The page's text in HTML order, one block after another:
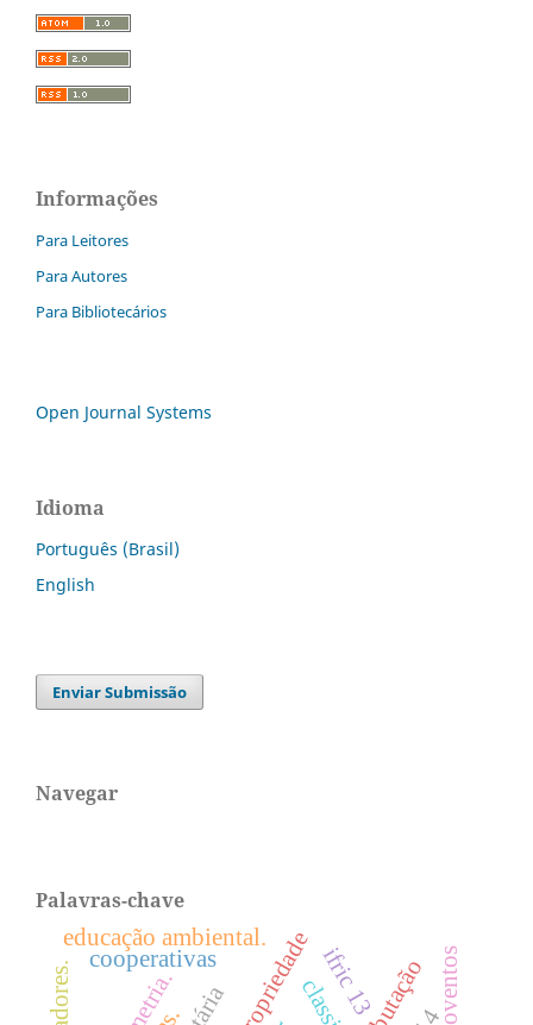
Informações
Para Leitores
Para Autores
Para Bibliotecários
Open Journal Systems
Idioma
Português (Brasil)
English
Enviar Submissão
Navegar
Palavras-chave
tributação
educação ambiental.
ifric 13
cooperativas proventos